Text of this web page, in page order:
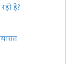
है?